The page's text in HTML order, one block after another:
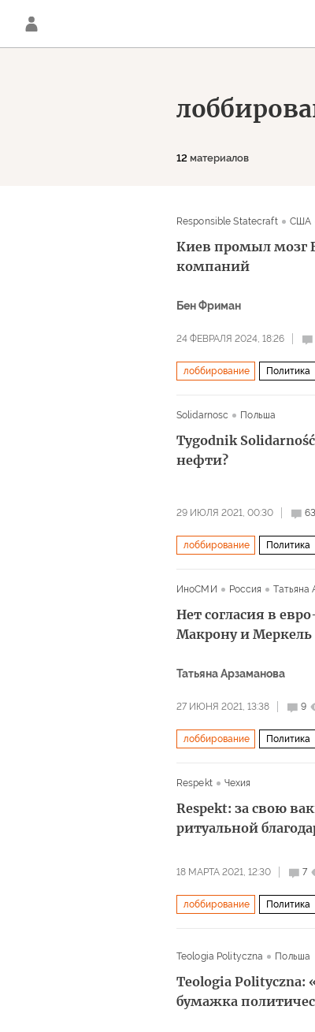
12 материалов
Responsible Statecraft США
Киев промыл мозг
компаний
Бен Фриман
24 ФЕВРАЛЯ 2024, 18:26
лоббирование Политика
Solidarnosc Польша
Tygodnik
нефти?
29 ИЮЛЯ 2021, 00:30 63
лоббирование Политика
ИноСМИ
Россия Татьяна
Нет согласия в
Макрону и Меркель
Татьяна Арзаманова
27 ИЮНЯ 2021, 13:38 9
лоббирование Политика
Respekt Чехия
Respekt: за свою
ритуальной
18 МАРТА 2021, 12:30 7
лоббирование Политика
Teologia Polityczna Польша
Teologia Polityczna:
бумажка